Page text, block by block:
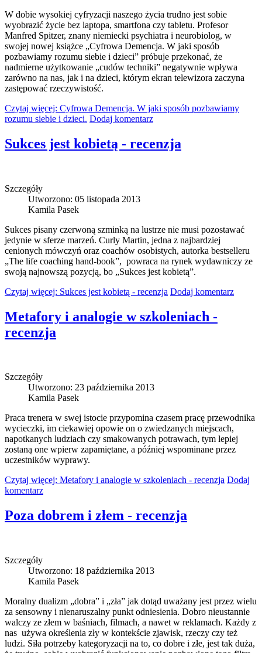
W dobie wysokiej cyfryzacji naszego życia trudno jest sobie
wyobrazić życie bez laptopa, smartfona czy tabletu. Profesor
Manfred Spitzer, znany niemiecki psychiatra i neurobiolog, w
swojej nowej książce „Cyfrowa Demencja. W jaki sposób
pozbawiamy rozumu siebie i dzieci” próbuje przekonać, że
nadmierne użytkowanie „cudów techniki” negatywnie wpływa
zarówno na nas, jak i na dzieci, którym ekran telewizora zaczyna
zastępować rzeczywistość.
Czytaj więcej: Cyfrowa Demencja. W jaki sposób pozbawiamy
rozumu siebie i dzieci. Dodaj komentarz
Sukces jest kobietą - recenzja
Szczegóły
Utworzono: 05 listopada 2013
Kamila Pasek
Sukces pisany czerwoną szminką na lustrze nie musi pozostawać
jedynie w sferze marzeń. Curly Martin, jedna z najbardziej
cenionych mówczyń oraz coachów osobistych, autorka bestselleru
„The life coaching hand-book”, powraca na rynek wydawniczy ze
swoją najnowszą pozycją, bo „Sukces jest kobietą”.
Czytaj więcej: Sukces jest kobietą - recenzja Dodaj komentarz
Metafory i analogie w szkoleniach -
recenzja
Szczegóły
Utworzono: 23 października 2013
Kamila Pasek
Praca trenera w swej istocie przypomina czasem pracę przewodnika
wycieczki, im ciekawiej opowie on o zwiedzanych miejscach,
napotkanych ludziach czy smakowanych potrawach, tym lepiej
zostaną one wpierw zapamiętane, a później wspominane przez
uczestników wyprawy.
Czytaj więcej: Metafory i analogie w szkoleniach - recenzja Dodaj
komentarz
Poza dobrem i złem - recenzja
Szczegóły
Utworzono: 18 października 2013
Kamila Pasek
Moralny dualizm „dobra” i „zła” jak dotąd uważany jest przez wielu
za sensowny i nienaruszalny punkt odniesienia. Dobro nieustannie
walczy ze złem w baśniach, filmach, a nawet w reklamach. Każdy z
nas używa określenia zły w kontekście zjawisk, rzeczy czy też
ludzi. Siła potrzeby kategoryzacji na to, co dobre i złe, jest tak duża,